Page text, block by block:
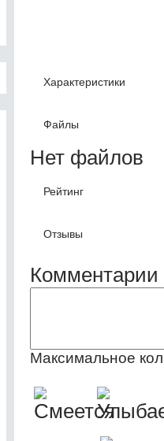
Характеристики
Файлы
Нет файлов
Рейтинг
Отзывы
Комментарии
Максимальное